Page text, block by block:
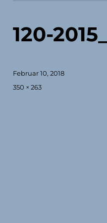
120-
Veröffentlicht
am
Februar 10, 2018
Originalgröße
350 × 263